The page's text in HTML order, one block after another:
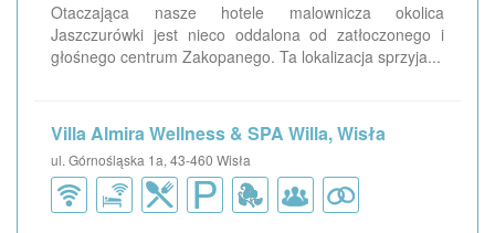
Otaczająca nasze hotele malownicza okolica
Jaszczurówki jest nieco oddalona od zatłoczonego i
głośnego centrum Zakopanego. Ta lokalizacja sprzyja...
Villa Almira Wellness & SPA Willa, Wisła
ul. Górnośląska 1a, 43-460 Wisła